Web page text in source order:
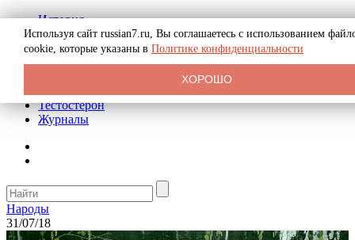
История
Биография
Криминал
Реклама на сайте
Тестостерон
Журналы
Народы
31/07/18
Используя сайт russian7.ru, Вы соглашаетесь с использованием
cookie, которые указаны в Политике конфиденциальности
ХОРОШО